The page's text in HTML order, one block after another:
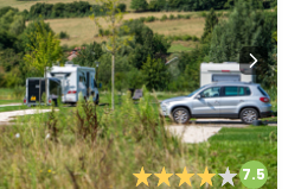
7.5